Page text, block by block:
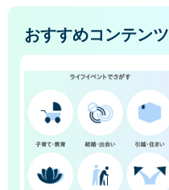
おすすめコンテンツ